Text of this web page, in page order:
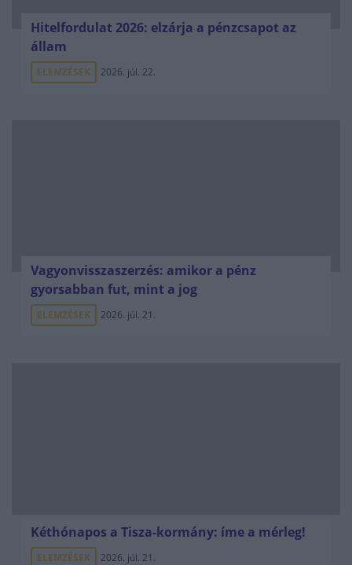
Hitelfordulat 2026: elzárja a pénzcsapot az
állam
ELEMZÉSEK 2026. júl. 22.
Vagyonvisszaszerzés: amikor a pénz
gyorsabban fut, mint a jog
ELEMZÉSEK 2026. júl. 21.
Kéthónapos a Tisza-kormány: íme a mérleg!
ELEMZÉSEK 2026. júl. 21.